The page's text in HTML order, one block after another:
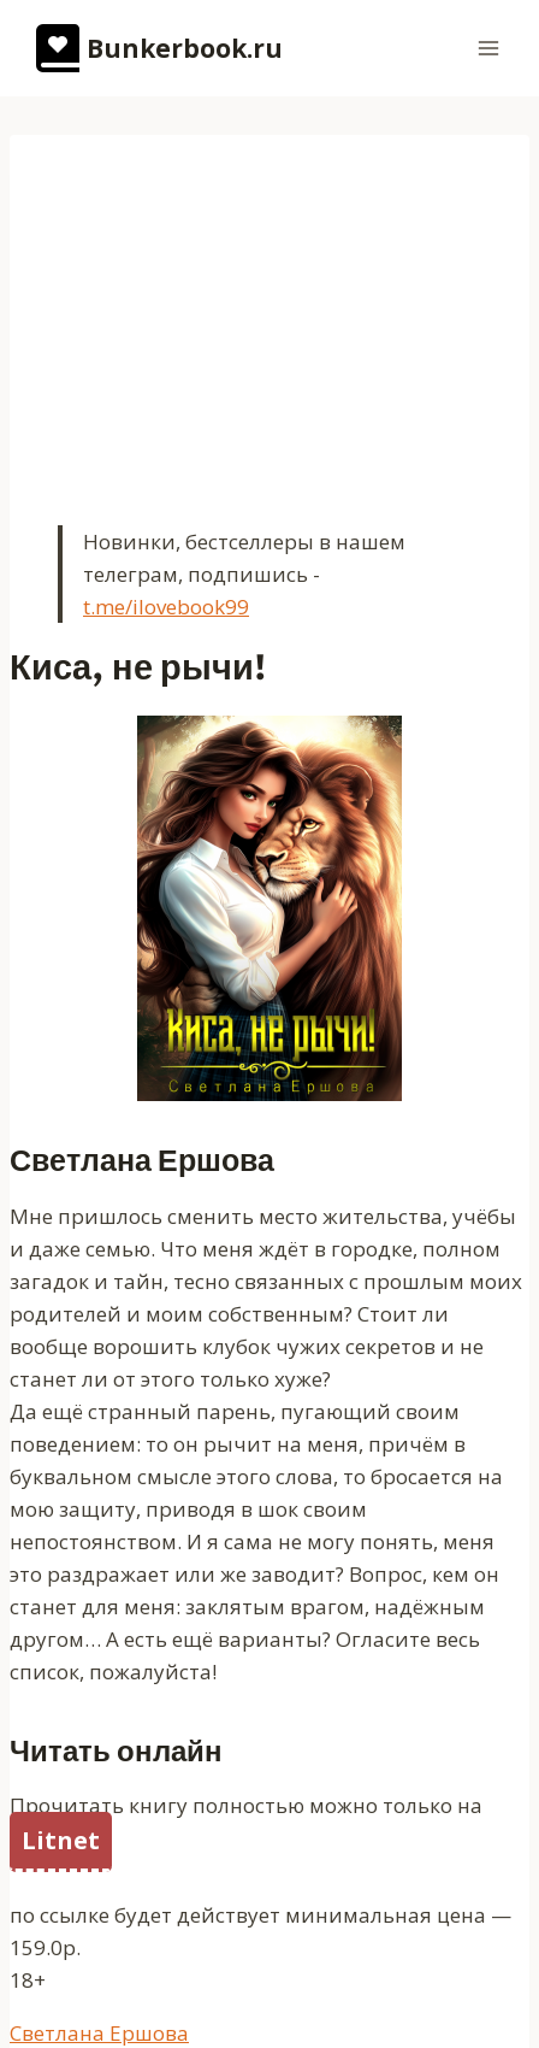
содержимому
Bunkerbook.ru
Новинки, бестселлеры в нашем
телеграм, подпишись -
t.me/ilovebook99
Киса, не рычи!
Светлана Ершова
Мне пришлось сменить место жительства, учёбы
и даже семью. Что меня ждёт в городке, полном
загадок и тайн, тесно связанных с прошлым моих
родителей и моим собственным? Стоит ли
вообще ворошить клубок чужих секретов и не
станет ли от этого только хуже?
Да ещё странный парень, пугающий своим
поведением: то он рычит на меня, причём в
буквальном смысле этого слова, то бросается на
мою защиту, приводя в шок своим
непостоянством. И я сама не могу понять, меня
это раздражает или же заводит? Вопрос, кем он
станет для меня: заклятым врагом, надёжным
другом… А есть ещё варианты? Огласите весь
список, пожалуйста!
Читать онлайн
Прочитать книгу полностью можно только на
Litnet
по ссылке будет действует минимальная цена —
159.0р.
18+
Метки
Светлана Ершова